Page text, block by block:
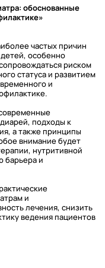
обоснованные
частых причин
особенно
риском
статуса и развитием
и
подходы к
а также принципы
внимание будет
нутритивной
барьера и
и
лечения, снизить
ведения пациентов